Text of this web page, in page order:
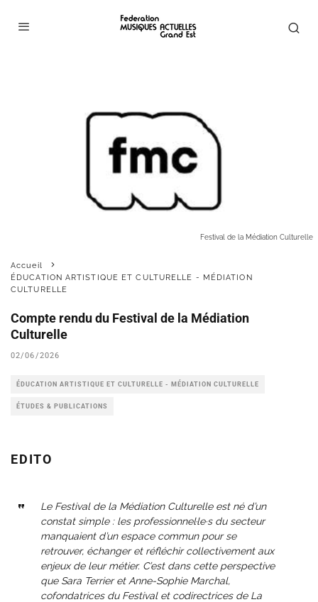
Festival de la Médiation Culturelle
Accueil
ÉDUCATION ARTISTIQUE ET CULTURELLE - MÉDIATION
CULTURELLE
Compte rendu du Festival de la Médiation
Culturelle
02/06/2026
ÉDUCATION ARTISTIQUE ET CULTURELLE - MÉDIATION CULTURELLE
ÉTUDES & PUBLICATIONS
EDITO
Le Festival de la Médiation Culturelle est né d’un
constat simple : les professionnel·le·s du secteur
manquaient d’un espace commun pour se
retrouver, échanger et réfléchir collectivement aux
enjeux de leur métier. C’est dans cette perspective
que Sara Terrier et Anne-Sophie Marchal,
cofondatrices du Festival et codirectrices de La